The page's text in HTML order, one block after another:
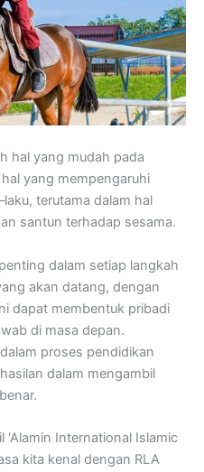
hal yang mudah pada
yang mempengaruhi
terutama dalam hal
santun terhadap sesama.
dalam setiap langkah
akan datang, dengan
dapat membentuk pribadi
di masa depan.
proses pendidikan
dalam mengambil
International Islamic
kita kenal dengan RLA